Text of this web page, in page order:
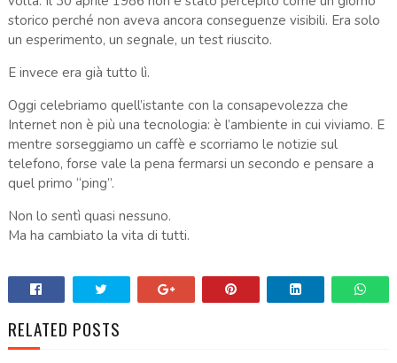
storico perché non aveva ancora conseguenze visibili. Era solo
un esperimento, un segnale, un test riuscito.
E invece era già tutto lì.
Oggi celebriamo quell’istante con la consapevolezza che
Internet non è più una tecnologia: è l’ambiente in cui viviamo. E
mentre sorseggiamo un caffè e scorriamo le notizie sul
telefono, forse vale la pena fermarsi un secondo e pensare a
quel primo “ping”.
Non lo sentì quasi nessuno.
Ma ha cambiato la vita di tutti.
RELATED POSTS